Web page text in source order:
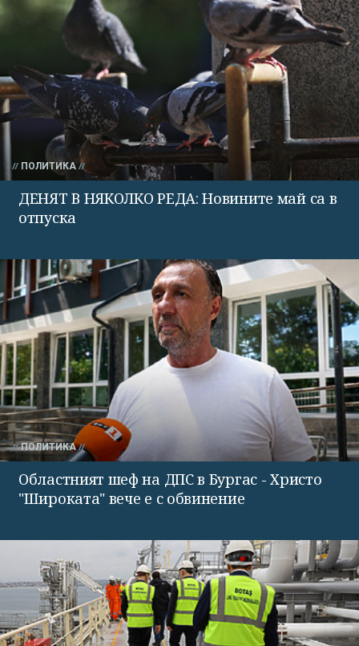
ПОЛИТИКА
ДЕНЯТ В НЯКОЛКО РЕДА: Новините май са в
отпуска
ПОЛИТИКА
Областният шеф на ДПС в Бургас - Христо
"Широката" вече е с обвинение